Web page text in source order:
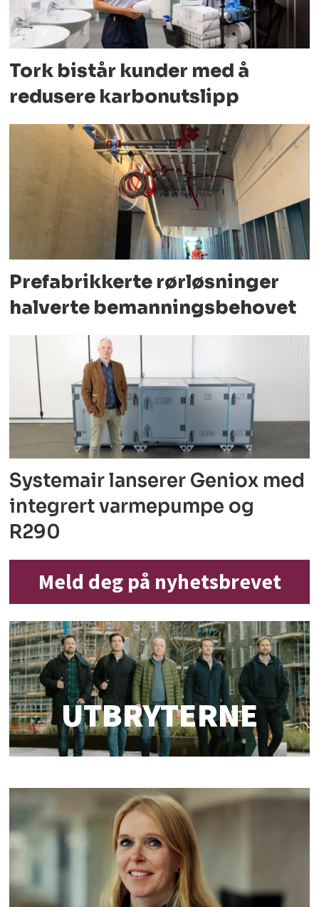
Tork bistår kunder med å
redusere karbonutslipp
Prefabrikkerte rørløsninger
halverte bemanningsbehovet
Systemair lanserer Geniox med
integrert varmepumpe og
R290
Meld deg på nyhetsbrevet
UTBRYTERNE